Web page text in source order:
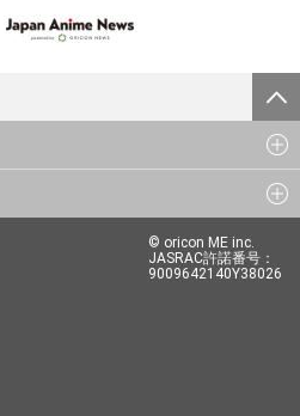
© oricon ME inc.
JASRAC許諾番号：
9009642140Y38026